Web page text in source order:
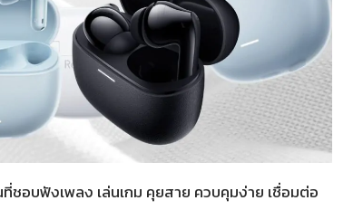
ที่ชอบฟังเพลง เล่นเกม คุยสาย ควบคุมง่าย เชื่อมต่อ